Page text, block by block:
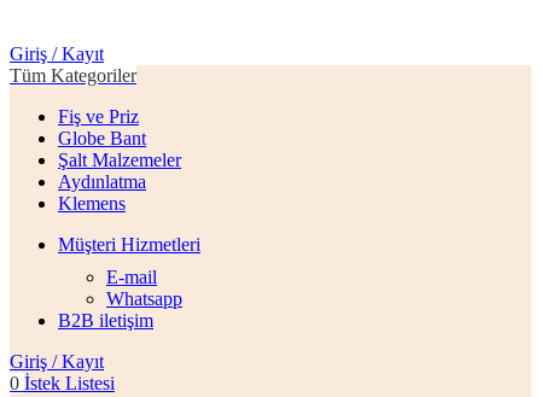
Giriş / Kayıt
Tüm Kategoriler
Fiş ve Priz
Globe Bant
Şalt Malzemeler
Aydınlatma
Klemens
Müşteri Hizmetleri
E-mail
Whatsapp
B2B iletişim
Giriş / Kayıt
0 İstek Listesi